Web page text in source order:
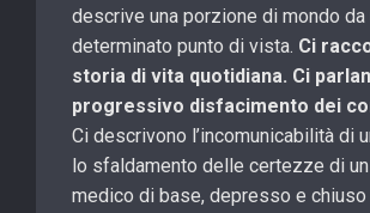
descrive una porzione di mondo da
determinato punto di vista. Ci
storia di vita quotidiana. Ci
progressivo disfacimento dei
Ci descrivono l’incomunicabilità di
lo sfaldamento delle certezze di
medico di base, depresso e chiuso